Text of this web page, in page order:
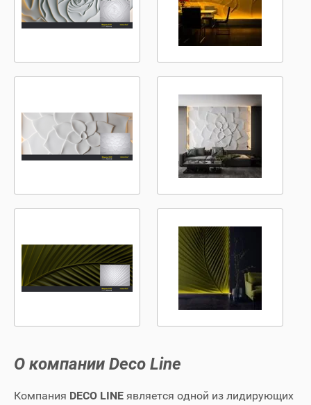
О компании Deco Line
Компания DECO LINE является одной из лидирующих